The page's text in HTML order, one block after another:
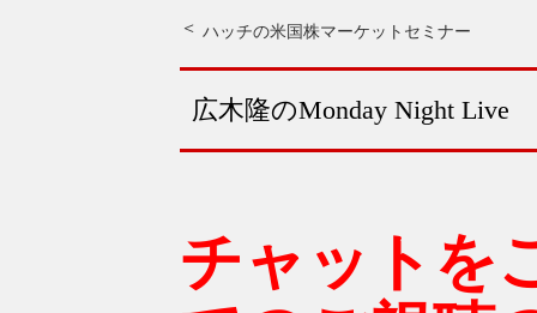
ハッチの米国株マーケットセミナー
広木隆のMonday Night Live
チャットを